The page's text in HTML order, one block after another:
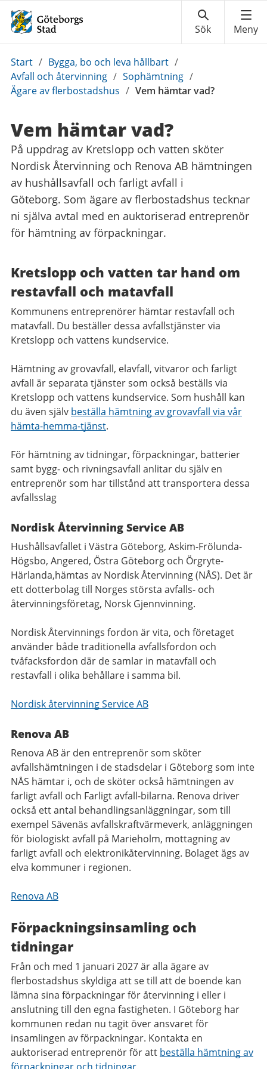
Du
är
här:
Start / Bygga, bo och leva hållbart /
Avfall och återvinning / Sophämtning /
Ägare av flerbostadshus / Vem hämtar vad?
Vem hämtar vad?
På uppdrag av Kretslopp och vatten sköter
Nordisk Återvinning och Renova AB hämtningen
av hushållsavfall och farligt avfall i
Göteborg. Som ägare av flerbostadshus tecknar
ni själva avtal med en auktoriserad entreprenör
för hämtning av förpackningar.
Kretslopp och vatten tar hand om
restavfall och matavfall
Kommunens entreprenörer hämtar restavfall och
matavfall. Du beställer dessa avfallstjänster via
Kretslopp och vattens kundservice.
Hämtning av grovavfall, elavfall, vitvaror och farligt
avfall är separata tjänster som också beställs via
Kretslopp och vattens kundservice. Som hushåll kan
du även själv beställa hämtning av grovavfall via vår
hämta-hemma-tjänst.
För hämtning av tidningar, förpackningar, batterier
samt bygg- och rivningsavfall anlitar du själv en
entreprenör som har tillstånd att transportera dessa
avfallsslag
Nordisk Återvinning Service AB
Hushållsavfallet i Västra Göteborg, Askim-Frölunda-
Högsbo, Angered, Östra Göteborg och Örgryte-
Härlanda,hämtas av Nordisk Återvinning (NÅS). Det är
ett dotterbolag till Norges största avfalls- och
återvinningsföretag, Norsk Gjennvinning.
Nordisk Återvinnings fordon är vita, och företaget
använder både traditionella avfallsfordon och
tvåfacksfordon där de samlar in matavfall och
restavfall i olika behållare i samma bil.
Nordisk återvinning Service AB
Renova AB
Renova AB är den entreprenör som sköter
avfallshämtningen i de stadsdelar i Göteborg som inte
NÅS hämtar i, och de sköter också hämtningen av
farligt avfall och Farligt avfall-bilarna. Renova driver
också ett antal behandlingsanläggningar, som till
exempel Sävenäs avfallskraftvärmeverk, anläggningen
för biologiskt avfall på Marieholm, mottagning av
farligt avfall och elektronikåtervinning. Bolaget ägs av
elva kommuner i regionen.
Renova AB
Förpackningsinsamling och
tidningar
Från och med 1 januari 2027 är alla ägare av
flerbostadshus skyldiga att se till att de boende kan
lämna sina förpackningar för återvinning i eller i
anslutning till den egna fastigheten. I Göteborg har
kommunen redan nu tagit över ansvaret för
insamlingen av förpackningar. Kontakta en
auktoriserad entreprenör för att beställa hämtning av